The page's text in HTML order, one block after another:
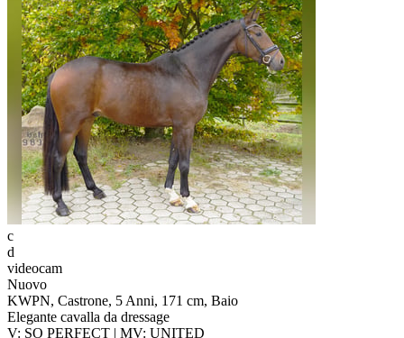
c
d
videocam
Nuovo
KWPN, Castrone, 5 Anni, 171 cm, Baio
Elegante cavalla da dressage
V: SO PERFECT | MV: UNITED